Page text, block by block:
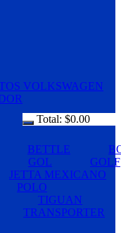
Total: $0.00
BETTLE
GOL
GOLF
JETTA MEXICANO
POLO
TIGUAN
TRANSPORTER